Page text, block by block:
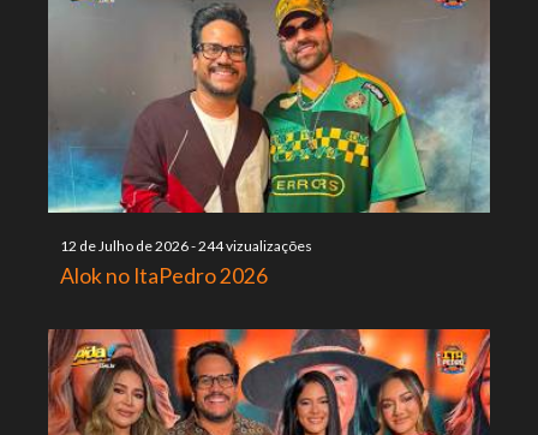
12 de Julho de 2026-244 vizualizações
Alok no ItaPedro 2026